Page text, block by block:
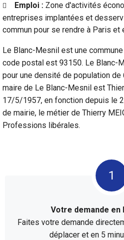
Emploi : Zone d'activités
entreprises implantées et
commun pour se rendre à Paris et
Le Blanc-Mesnil est une
code postal est 93150. Le Blanc-
pour une densité de population
maire de Le Blanc-Mesnil est
17/5/1957, en fonction depuis le
de mairie, le métier de Thierry
Professions libérales.
Votre demande en
Faites votre demande
déplacer et en 5